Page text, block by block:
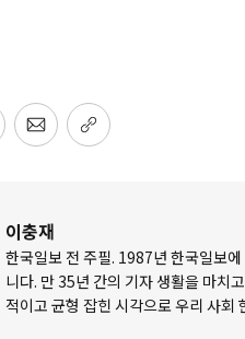
이충재
한국일보 전 주필. 1987년 한국일보
니다. 만 35년 간의 기자 생활을 마치
적이고 균형 잡힌 시각으로 우리 사회